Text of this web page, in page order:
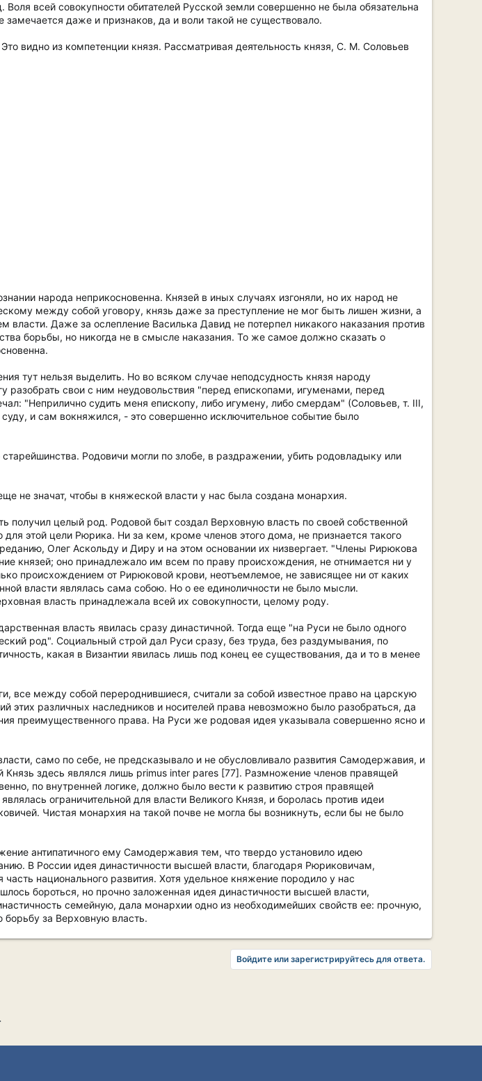
всей совокупности обитателей Русской земли совершенно не была обязательна
даже и признаков, да и воли такой не существовало.
видно из компетенции князя. Рассматривая деятельность князя, С. М. Соловьев
народа неприкосновенна. Князей в иных случаях изгоняли, но их народ не
между собой уговору, князь даже за преступление не мог быть лишен жизни, а
Даже за ослепление Василька Давид не потерпел никакого наказания против
борьбы, но никогда не в смысле наказания. То же самое должно сказать о
тут нельзя выделить. Но во всяком случае неподсудность князя народу
разобрать свои с ним неудовольствия "перед епископами, игуменами, перед
"Неприлично судить меня епископу, либо игумену, либо смердам" (Соловьев, т. III,
и сам вокняжился, - это совершенно исключительное событие было
Родовичи могли по злобе, в раздражении, убить родовладыку или
не значат, чтобы в княжеской власти у нас была создана монархия.
получил целый род. Родовой быт создал Верховную власть по своей собственной
этой цели Рюрика. Ни за кем, кроме членов этого дома, не признается такого
Олег Аскольду и Диру и на этом основании их низвергает. "Члены Рирюкова
князей; оно принадлежало им всем по праву происхождения, не отнимается ни у
происхождением от Рирюковой крови, неотъемлемое, не зависящее ни от каких
власти являлась сама собою. Но о ее единоличности не было мысли.
власть принадлежала всей их совокупности, целому роду.
власть явилась сразу династичной. Тогда еще "на Руси не было одного
род". Социальный строй дал Руси сразу, без труда, без раздумывания, по
какая в Византии явилась лишь под конец ее существования, да и то в менее
все между собой перероднившиеся, считали за собой известное право на царскую
этих различных наследников и носителей права невозможно было разобраться, да
преимущественного права. На Руси же родовая идея указывала совершенно ясно и
само по себе, не предсказывало и не обусловливало развития Самодержавия, и
Князь здесь являлся лишь primus inter pares [77]. Размножение членов правящей
по внутренней логике, должно было вести к развитию строя правящей
ограничительной для власти Великого Князя, и боролась против идеи
Чистая монархия на такой почве не могла бы возникнуть, если бы не было
антипатичного ему Самодержавия тем, что твердо установило идею
В России идея династичности высшей власти, благодаря Рюриковичам,
национального развития. Хотя удельное княжение породило у нас
бороться, но прочно заложенная идея династичности высшей власти,
семейную, дала монархии одно из необходимейших свойств ее: прочную,
за Верховную власть.
Войдите или зарегистрируйтесь для ответа.